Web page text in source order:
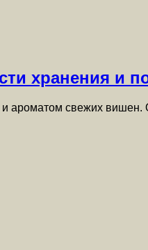
хранения и
ароматом свежих